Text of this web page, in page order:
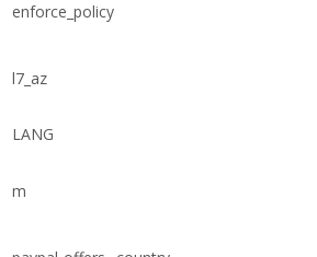
enforce_policy
l7_az
LANG
m